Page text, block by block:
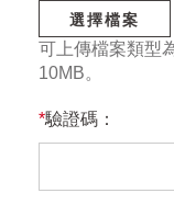
選擇檔案
可上傳檔案類型
10MB。
*驗證碼：